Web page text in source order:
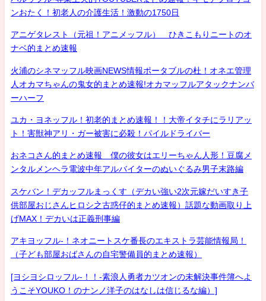
ンおたく！初老人の介護生活！激動の1750日
アニゲタレスト（元祖！アニメッフル） ひきこもりニートのオ
ナベ的まとめ速報
火浦のシネマッフル映画NEWS情報ポータブルの杜！オネエ管理
人オカマちゃんの鬼女的まとめ速報!オカマッフルアタックナンバ
ーハーフ
ユカ・ヨネッフル！初老的まとめ速報！！大帝イタチにラリアッ
ト！害獣神アリ・ガー被害に必殺！パイルドライバー
おネコさん的まとめ速報 僕の彼女はエリーちゃん人形！豆腐メ
ンタルメンヘラ電波中年アルバイターのぬいぐるみ男子末路編
スケバン！デカッフルまっくす（デカい強い2次元嫁だいすき子
供部屋おじさんヒロシ之古惑仔的まとめ速報）話題な動画取り上
げMAX！デカいは正義刑事編
アキヨッフル-！ネオニートスケ番長のエキストラ芸能情報局！
（子ども部屋おばさんの自宅警備員的まとめ速報）
[ヨシヨシロッフル-！！-素浪人勇者カツオンの未解決事件簿へよ
うこそYOUKO！のナンノ洋子のはなしは信じるな編）]